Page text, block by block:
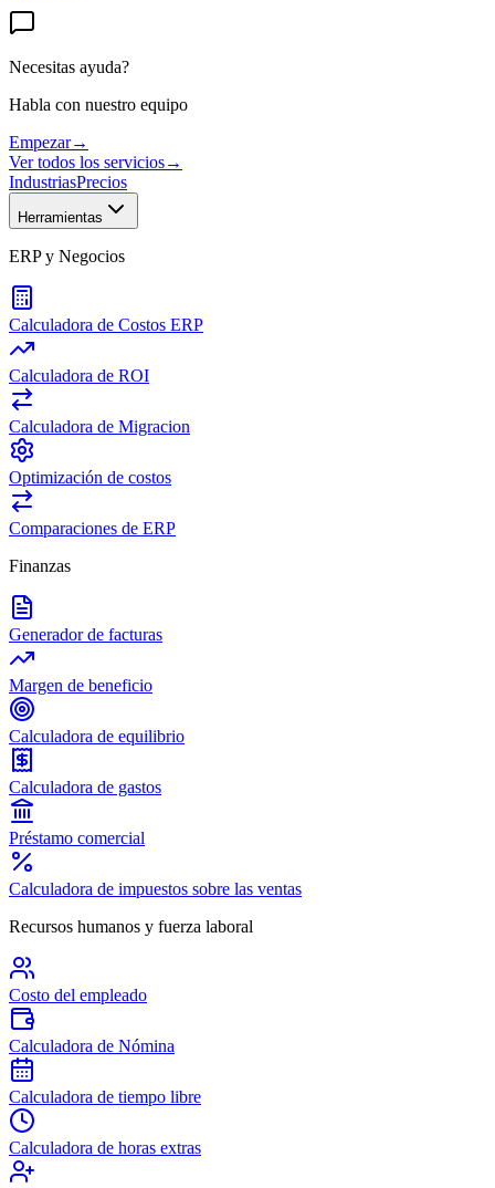
Necesitas ayuda?
Habla con nuestro equipo
Empezar→
Ver todos los servicios→
IndustriasPrecios
Herramientas
ERP y Negocios
Calculadora de Costos ERP
Calculadora de ROI
Calculadora de Migracion
Optimización de costos
Comparaciones de ERP
Finanzas
Generador de facturas
Margen de beneficio
Calculadora de equilibrio
Calculadora de gastos
Préstamo comercial
Calculadora de impuestos sobre las ventas
Recursos humanos y fuerza laboral
Costo del empleado
Calculadora de Nómina
Calculadora de tiempo libre
Calculadora de horas extras